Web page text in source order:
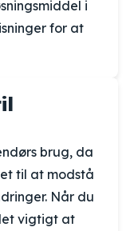
i
for at
brug, da
til at modstå
Når du
vigtigt at